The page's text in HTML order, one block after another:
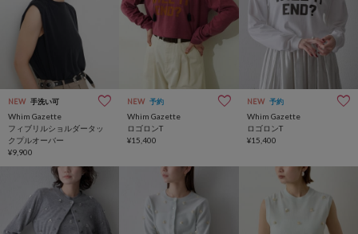
NEW 手洗い可
Whim Gazette
フィブリルショルダータッ
クプルオーバー
¥9,900
NEW 予約
Whim Gazette
ロゴロンT
¥15,400
NEW 予約
Whim Gazette
ロゴロンT
¥15,400